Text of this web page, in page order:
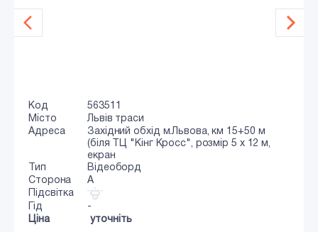
Код
563511
Місто
Львів траси
Адреса
Західний обхід м.Львова, км 15+50 м
(біля ТЦ "Кінг Кросс", розмір 5 х 12 м,
екран
Тип
Відеоборд
Сторона
A
Підсвітка
Гід
-
Ціна
уточніть